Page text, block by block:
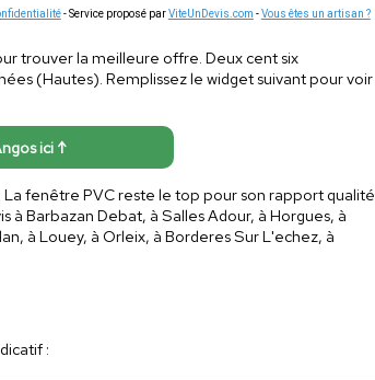
- Service proposé parViteUnDevis.com -Vous êtes un artisan ?
trouver la meilleure offre. Deux cent six
(Hautes). Remplissez le widget suivant pour voir
ici ↑
La fenêtre PVC reste le top pour son rapport qualité
à Barbazan Debat, à Salles Adour, à Horgues, à
à Louey, à Orleix, à Borderes Sur L'echez, à
: